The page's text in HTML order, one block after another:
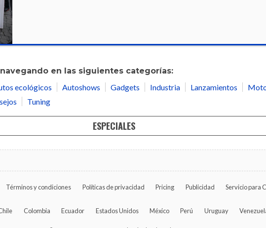
en las siguientes categorías:
ecológicos Autoshows Gadgets Industria Lanzamientos
Tuning
ESPECIALES
Términos y condiciones Políticas de privacidad Pricing Publicidad Servicio para
Colombia Ecuador Estados Unidos México Perú Uruguay